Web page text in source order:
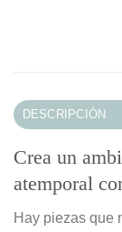
DESCRIPCIÓN
Crea un
atemporal
Hay piezas que